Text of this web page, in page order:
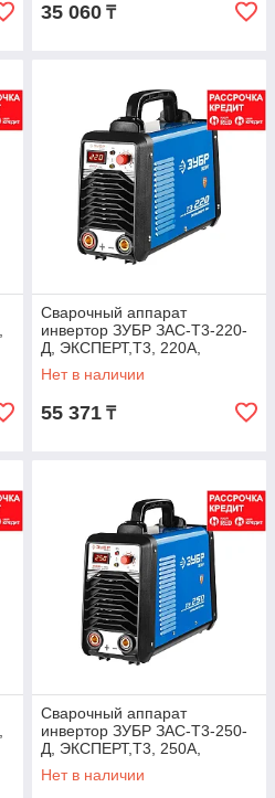
35 060 ₸
Сварочный аппарат
инвертор ЗУБР ЗАС-Т3-220-
Д, ЭКСПЕРТ,T3, 220А,
MMA/TIG LIFT, IGBT, VRD,,
ПВ-60%, 1*220В (мин
Нет в наличии
55 371 ₸
Сварочный аппарат
инвертор ЗУБР ЗАС-Т3-250-
Д, ЭКСПЕРТ,T3, 250А,
MMA/TIG LIFT, IGBT, VRD,,
ПВ-60%, 1*220В (мин
Нет в наличии